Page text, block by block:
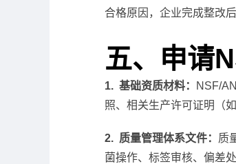
合格原因，企业完成整改
五、申请
1. 基础资质材料：
NSF/
照、相关生产许可证明（
2. 质量管理体系文件： 质
菌操作、标签审核、偏差